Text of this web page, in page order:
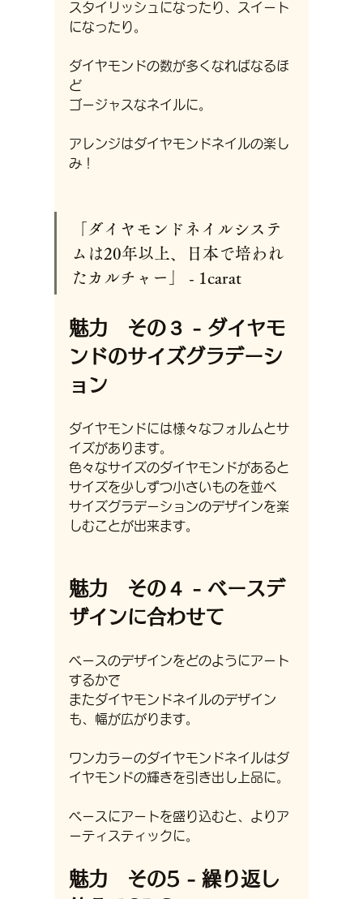
スタイリッシュになったり、スイート
になったり。
ダイヤモンドの数が多くなればなるほ
ど
ゴージャスなネイルに。
アレンジはダイヤモンドネイルの楽し
み！
「ダイヤモンドネイルシステ
ムは20年以上、日本で培われ
たカルチャー」 - 1carat
魅力　その３ - ダイヤモ
ンドのサイズグラデーシ
ョン
ダイヤモンドには様々なフォルムとサ
イズがあります。
色々なサイズのダイヤモンドがあると
サイズを少しずつ小さいものを並べ
サイズグラデーションのデザインを楽
しむことが出来ます。
魅力　その４ - ベースデ
ザインに合わせて
ベースのデザインをどのようにアート
するかで
またダイヤモンドネイルのデザイン
も、幅が広がります。
ワンカラーのダイヤモンドネイルはダ
イヤモンドの輝きを引き出し上品に。
ベースにアートを盛り込むと、よりア
ーティスティックに。
魅力　その5 - 繰り返し